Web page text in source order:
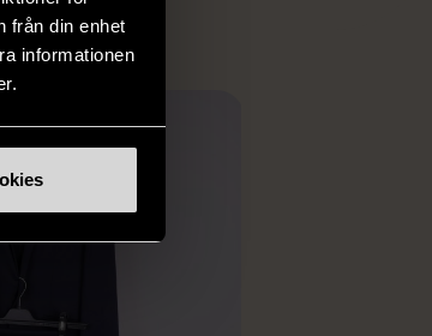
från din enhet
informationen